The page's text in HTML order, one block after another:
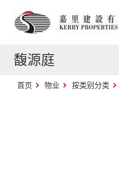
馥源庭
首页 物业 按类别分类